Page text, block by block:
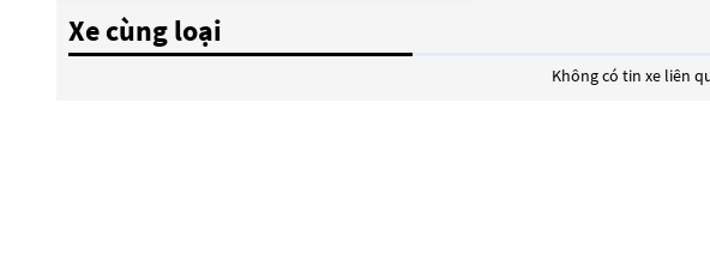
Xe cùng loại
Không có tin xe liên